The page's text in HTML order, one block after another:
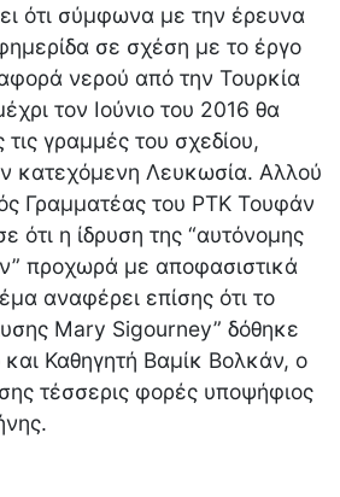
ότι σύμφωνα με την έρευνα
σε σχέση με το έργο
νερού από την Τουρκία
τον Ιούνιο του 2016 θα
γραμμές του σχεδίου,
κατεχόμενη Λευκωσία. Αλλού
Γραμματέας του ΡΤΚ Τουφάν
ότι η ίδρυση της “αυτόνομης
προχωρά με αποφασιστικά
αναφέρει επίσης ότι το
Mary Sigourney” δόθηκε
Καθηγητή Βαμίκ Βολκάν, ο
τέσσερις φορές υποψήφιος